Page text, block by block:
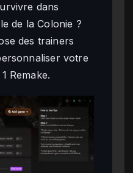
dans
de la Colonie ?
des trainers
votre
Remake.